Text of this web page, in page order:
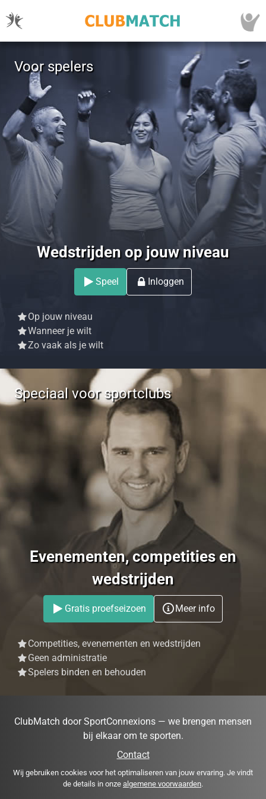
Wedstrijden op jouw niveau
Speel Inloggen
Op jouw niveau
Wanneer je wilt
Zo vaak als je wilt
Voor spelers
Evenementen, competities en
wedstrijden
Gratis proefseizoen Meer info
Competities, evenementen en wedstrijden
Geen administratie
Spelers binden en behouden
Speciaal voor sportclubs
ClubMatch door SportConnexions — we brengen mensen
bij elkaar om te sporten.
Contact
Wij gebruiken cookies voor het optimaliseren van jouw ervaring. Je vindt
de details in onze algemene voorwaarden.